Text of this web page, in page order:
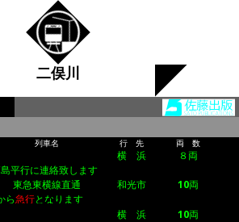
二俣川
列車名 行 先 両 数
横 浜
８両
平行に連絡致します
東急東横線直通 和光市
10両
急行となります
横 浜 10両